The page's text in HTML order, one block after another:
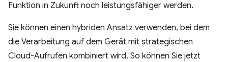
Funktion in Zukunft noch leistungsfähiger werden.
Sie können einen hybriden Ansatz verwenden, bei dem
die Verarbeitung auf dem Gerät mit strategischen
Cloud-Aufrufen kombiniert wird. So können Sie jetzt